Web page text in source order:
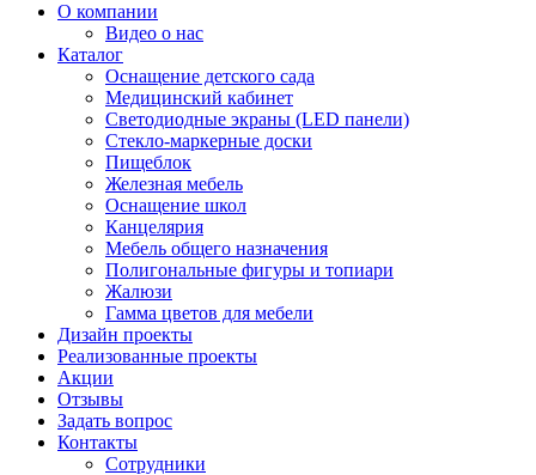
О компании
Видео о нас
Каталог
Оснащение детского сада
Медицинский кабинет
Светодиодные экраны (LED панели)
Стекло-маркерные доски
Пищеблок
Железная мебель
Оснащение школ
Канцелярия
Мебель общего назначения
Полигональные фигуры и топиари
Жалюзи
Гамма цветов для мебели
Дизайн проекты
Реализованные проекты
Акции
Отзывы
Задать вопрос
Контакты
Сотрудники